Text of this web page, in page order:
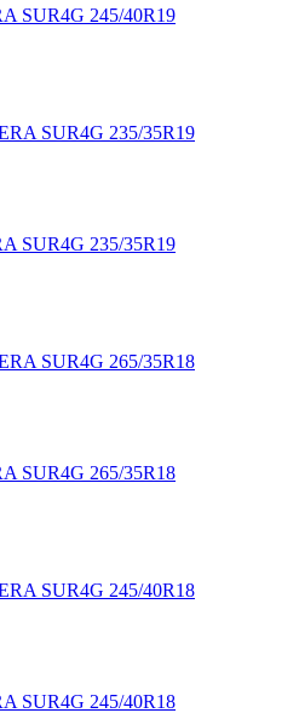
SUR4G 245/40R19
SUR4G 235/35R19
SUR4G 265/35R18
SUR4G 245/40R18